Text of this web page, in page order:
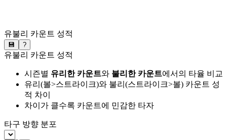
유불리 카운트 성적
💾 ?
유불리 카운트 성적
시즌별 유리한 카운트와 불리한 카운트에서의 타율 비교
유리(볼>스트라이크)와 불리(스트라이크>볼) 카운트 성
적 차이
차이가 클수록 카운트에 민감한 타자
타구 방향 분포